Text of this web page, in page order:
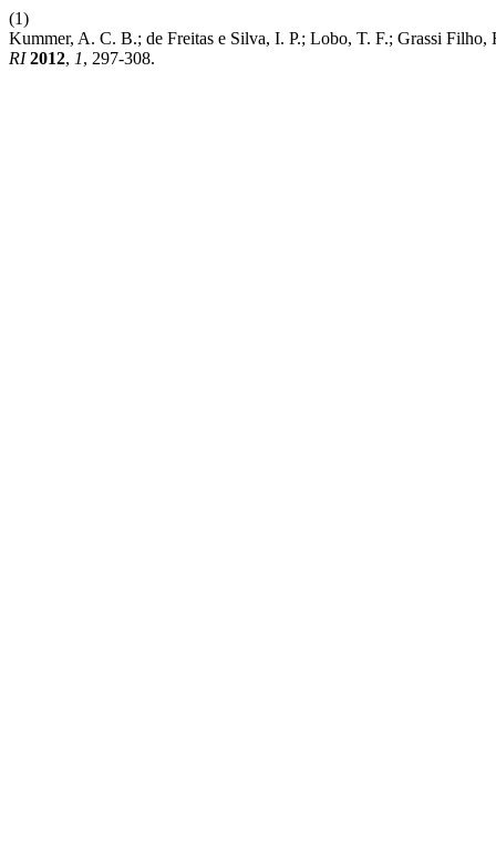
(1)
Kummer, A. C. B.; de Freitas e Silva, I. P.; Lobo, T. F.; Grassi
RI 2012, 1, 297-308.